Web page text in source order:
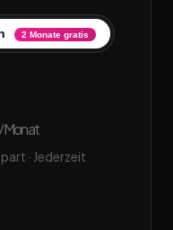
2 Monate gratis
/Monat
· Jederzeit